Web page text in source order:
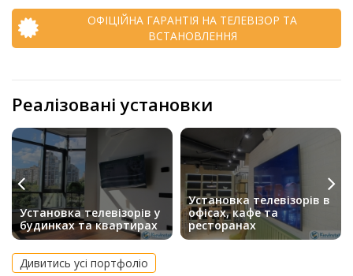
ОФІЦІЙНА ГАРАНТІЯ НА ТЕЛЕВІЗОР ТА
ВСТАНОВЛЕННЯ
Реалізовані установки
Установка телевізорів у
будинках та квартирах
Установка телевізорів в
офісах, кафе та
ресторанах
Дивитись усі портфоліо